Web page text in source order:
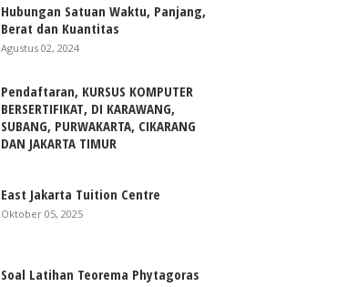
Hubungan Satuan Waktu, Panjang,
Berat dan Kuantitas
Agustus 02, 2024
Pendaftaran, KURSUS KOMPUTER
BERSERTIFIKAT, DI KARAWANG,
SUBANG, PURWAKARTA, CIKARANG
DAN JAKARTA TIMUR
East Jakarta Tuition Centre
Oktober 05, 2025
Soal Latihan Teorema Phytagoras